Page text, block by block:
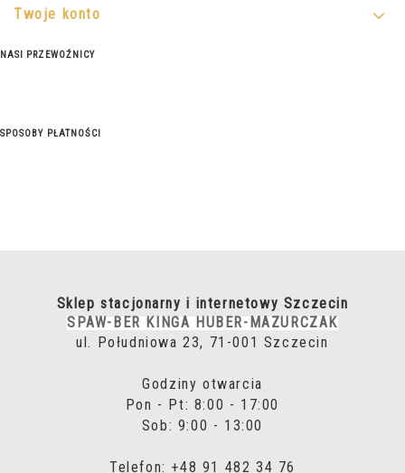
Twoje konto
NASI PRZEWOŹNICY
SPOSOBY PŁATNOŚCI
Sklep stacjonarny i internetowy Szczecin
SPAW-BER KINGA HUBER-MAZURCZAK
ul. Południowa 23, 71-001 Szczecin
Godziny otwarcia
Pon - Pt: 8:00 - 17:00
Sob: 9:00 - 13:00
Telefon: +48 91 482 34 76